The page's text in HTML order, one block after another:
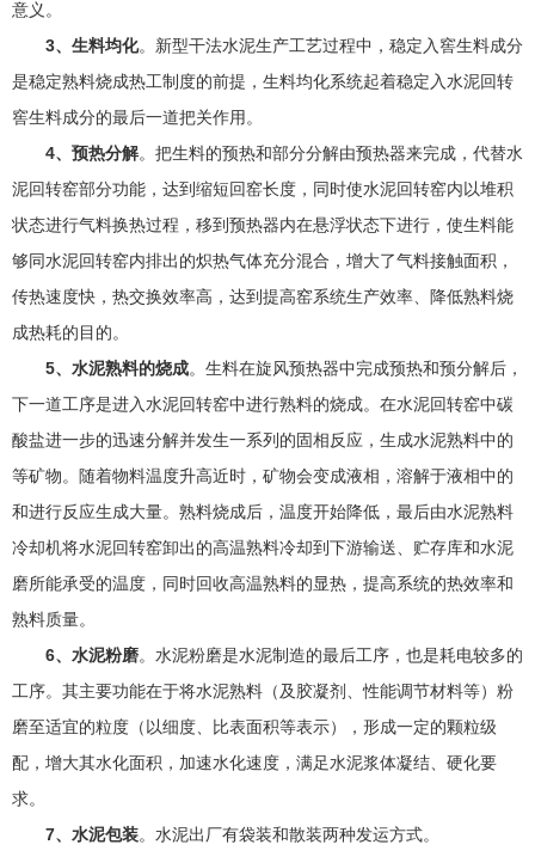
意义。
3、生料均化。新型干法水泥生产工艺过程中，稳定入窖生料成分
是稳定熟料烧成热工制度的前提，生料均化系统起着稳定入水泥回转
窖生料成分的最后一道把关作用。
4、预热分解。把生料的预热和部分分解由预热器来完成，代替水
泥回转窑部分功能，达到缩短回窑长度，同时使水泥回转窑内以堆积
状态进行气料换热过程，移到预热器内在悬浮状态下进行，使生料能
够同水泥回转窑内排出的炽热气体充分混合，增大了气料接触面积，
传热速度快，热交换效率高，达到提高窑系统生产效率、降低熟料烧
成热耗的目的。
5、水泥熟料的烧成。生料在旋风预热器中完成预热和预分解后，
下一道工序是进入水泥回转窑中进行熟料的烧成。在水泥回转窑中碳
酸盐进一步的迅速分解并发生一系列的固相反应，生成水泥熟料中的
等矿物。随着物料温度升高近时，矿物会变成液相，溶解于液相中的
和进行反应生成大量。熟料烧成后，温度开始降低，最后由水泥熟料
冷却机将水泥回转窑卸出的高温熟料冷却到下游输送、贮存库和水泥
磨所能承受的温度，同时回收高温熟料的显热，提高系统的热效率和
熟料质量。
6、水泥粉磨。水泥粉磨是水泥制造的最后工序，也是耗电较多的
工序。其主要功能在于将水泥熟料（及胶凝剂、性能调节材料等）粉
磨至适宜的粒度（以细度、比表面积等表示），形成一定的颗粒级
配，增大其水化面积，加速水化速度，满足水泥浆体凝结、硬化要
求。
7、水泥包装。水泥出厂有袋装和散装两种发运方式。